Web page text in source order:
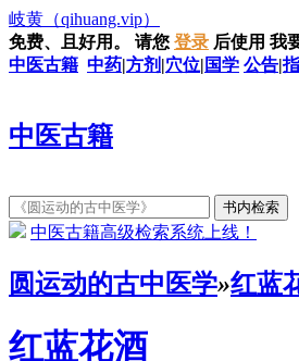
岐黄 （qihuang.vip）
免费、且好用。
请您 登录 后使用 我
中医古籍 中药|方剂 |穴位| 国学 公告|
中医古籍
中医古籍高级检索系统上线！
圆运动的古中医学»红蓝
红蓝花酒